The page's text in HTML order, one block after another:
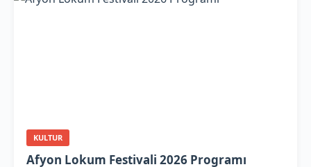
KULTUR
Afyon Lokum Festivali 2026 Programı